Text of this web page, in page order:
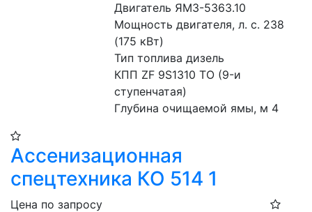
Двигатель ЯМЗ-5363.10
Мощность двигателя, л. с. 238
(175 кВт)
Тип топлива дизель
КПП ZF 9S1310 TO (9-и
ступенчатая)
Глубина очищаемой ямы, м 4
Ассенизационная
спецтехника КО 514 1
Цена по запросу